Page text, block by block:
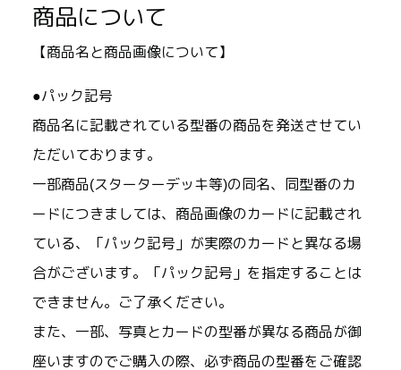
商品について
【商品名と商品画像について】
●パック記号
商品名に記載されている型番の商品を発送させてい
ただいております。
一部商品(スターターデッキ等)の同名、同型番のカ
ードにつきましては、商品画像のカードに記載され
ている、「パック記号」が実際のカードと異なる場
合がございます。「パック記号」を指定することは
できません。ご了承ください。
また、一部、写真とカードの型番が異なる商品が御
座いますのでご購入の際、必ず商品の型番をご確認